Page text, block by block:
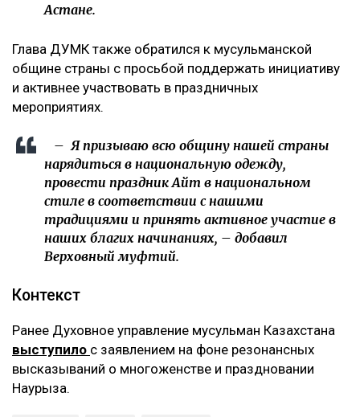
Астане.
Глава ДУМК также обратился к мусульманской
общине страны с просьбой поддержать инициативу
и активнее участвовать в праздничных
мероприятиях.
– Я призываю всю общину нашей страны
нарядиться в национальную одежду,
провести праздник Айт в национальном
стиле в соответствии с нашими
традициями и принять активное участие в
наших благих начинаниях, – добавил
Верховный муфтий.
Контекст
Ранее Духовное управление мусульман Казахстана
выступило с заявлением на фоне резонансных
высказываний о многоженстве и праздновании
Наурыза.